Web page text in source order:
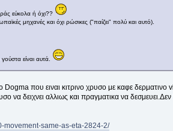
εύκολα ή όχι??
μηχανές και όχι ρώσικες ("παίζει" πολύ και αυτό).
είναι αυτά.
που ειναι κιτρινο χρυσο με καφε
να δειχνει αλλιως και πραγματικα να
movement-same-as-eta-2824-2/